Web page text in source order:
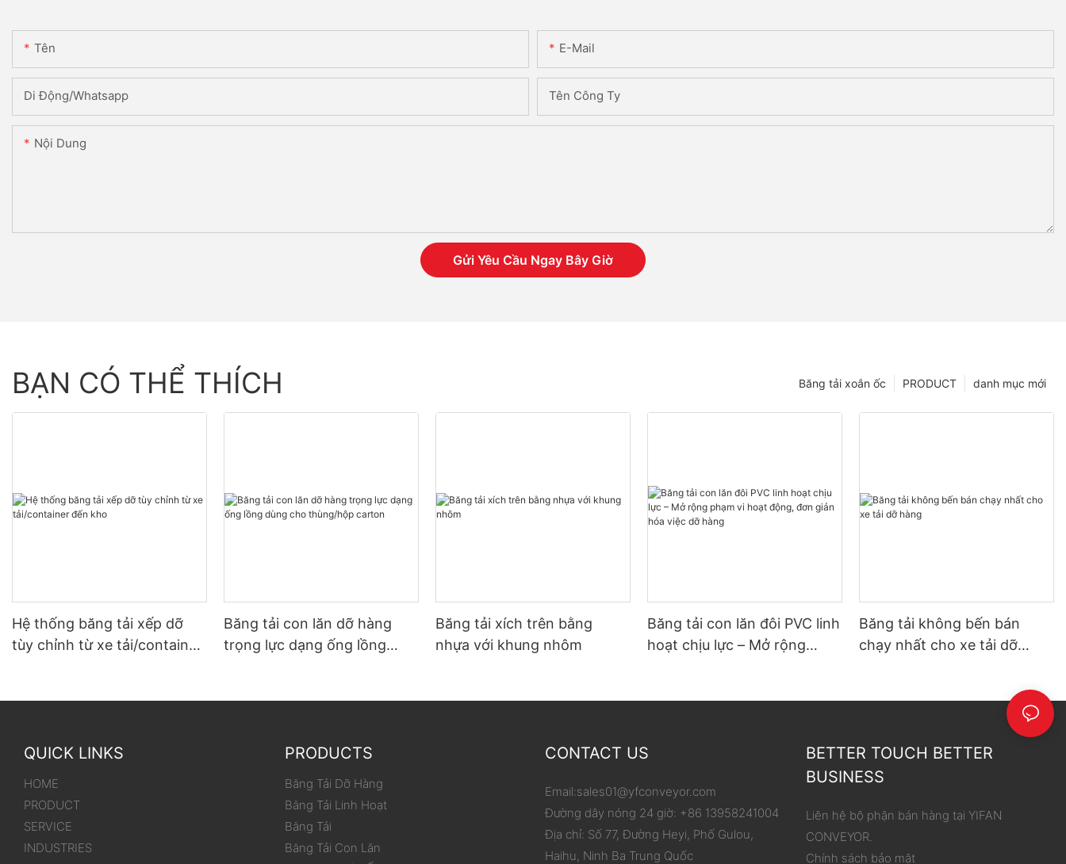
Tên E-Mail
Di Động/Whatsapp Tên Công Ty
Nội Dung
Gửi Yêu Cầu Ngay Bây Giờ
BẠN CÓ THỂ THÍCH danh mục mới
PRODUCT
Băng tải xoắn ốc
Hệ thống băng tải xếp dỡ
tùy chỉnh từ xe tải/container
Băng tải con lăn dỡ hàng
trọng lực dạng ống lồng
Băng tải xích trên bằng
nhựa với khung nhôm
Băng tải con lăn đôi PVC linh
hoạt chịu lực – Mở rộng
Băng tải không bến bán
chạy nhất cho xe tải dỡ
QUICK LINKS
HOME
PRODUCT
SERVICE
INDUSTRIES
PRODUCTS
Băng Tải Dỡ Hàng
Băng Tải Linh Hoạt
Băng Tải
Băng Tải Con Lăn
CONTACT US
Email:sales01@yfconveyor.com
Đường dây nóng 24 giờ: +86 13958241004
Địa chỉ: Số 77, Đường Heyi, Phố Gulou,
Haihu, Ninh Ba Trung Quốc
BETTER TOUCH BETTER
BUSINESS
Liên hệ bộ phận bán hàng tại YIFAN
CONVEYOR.
Chính sách bảo mật